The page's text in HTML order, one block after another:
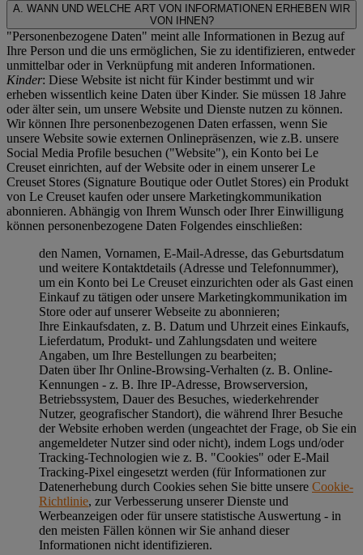
A. WANN UND WELCHE ART VON INFORMATIONEN ERHEBEN WIR
VON IHNEN?
"Personenbezogene Daten" meint alle Informationen in Bezug auf
Ihre Person und die uns ermöglichen, Sie zu identifizieren, entweder
unmittelbar oder in Verknüpfung mit anderen Informationen.
Kinder: Diese Website ist nicht für Kinder bestimmt und wir
erheben wissentlich keine Daten über Kinder. Sie müssen 18 Jahre
oder älter sein, um unsere Website und Dienste nutzen zu können.
Wir können Ihre personenbezogenen Daten erfassen, wenn Sie
unsere Website sowie externen Onlinepräsenzen, wie z.B. unsere
Social Media Profile besuchen ("Website"), ein Konto bei Le
Creuset einrichten, auf der Website oder in einem unserer Le
Creuset Stores (Signature Boutique oder Outlet Stores) ein Produkt
von Le Creuset kaufen oder unsere Marketingkommunikation
abonnieren. Abhängig von Ihrem Wunsch oder Ihrer Einwilligung
können personenbezogene Daten Folgendes einschließen:
den Namen, Vornamen, E-Mail-Adresse, das Geburtsdatum
und weitere Kontaktdetails (Adresse und Telefonnummer),
um ein Konto bei Le Creuset einzurichten oder als Gast einen
Einkauf zu tätigen oder unsere Marketingkommunikation im
Store oder auf unserer Webseite zu abonnieren;
Ihre Einkaufsdaten, z. B. Datum und Uhrzeit eines Einkaufs,
Lieferdatum, Produkt- und Zahlungsdaten und weitere
Angaben, um Ihre Bestellungen zu bearbeiten;
Daten über Ihr Online-Browsing-Verhalten (z. B. Online-
Kennungen - z. B. Ihre IP-Adresse, Browserversion,
Betriebssystem, Dauer des Besuches, wiederkehrender
Nutzer, geografischer Standort), die während Ihrer Besuche
der Website erhoben werden (ungeachtet der Frage, ob Sie ein
angemeldeter Nutzer sind oder nicht), indem Logs und/oder
Tracking-Technologien wie z. B. "Cookies" oder E-Mail
Tracking-Pixel eingesetzt werden (für Informationen zur
Datenerhebung durch Cookies sehen Sie bitte unsere Cookie-
Richtlinie, zur Verbesserung unserer Dienste und
Werbeanzeigen oder für unsere statistische Auswertung - in
den meisten Fällen können wir Sie anhand dieser
Informationen nicht identifizieren.